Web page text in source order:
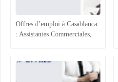
Offres d’emploi à Casablanca
: Assistantes Commerciales,
Qualité